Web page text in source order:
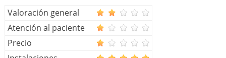
Valoración general
Atención al paciente
Precio